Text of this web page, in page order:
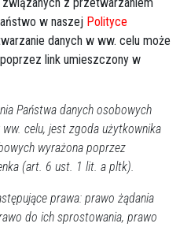
Ponownie płonął pustostan
przy Żeromskiego
w naszej Polityce
danych w ww. celu może
link umieszczony w
Państwa danych osobowych
celu, jest zgoda użytkownika
wyrażona poprzez
(art. 6 ust. 1 lit. a pltk).
prawa: prawo żądania
do ich sprostowania, prawo